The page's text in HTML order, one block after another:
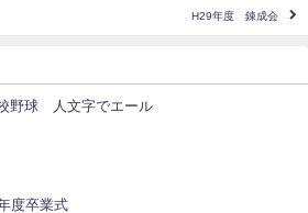
H29年度 錬成会
野球 人文字でエール
度卒業式